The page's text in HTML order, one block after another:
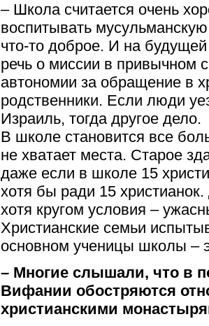
– Школа считается очень
воспитывать
что-то доброе. И на
речь о миссии в привычном
автономии за обращение в
родственники. Если люди
Израиль, тогда другое дело.
В школе становится все
не хватает места. Старое
даже если в школе 15
хотя бы ради 15
хотя кругом условия –
Христианские семьи
основном ученицы школы –
– Многие слышали, что в
Вифании обостряются
христианскими